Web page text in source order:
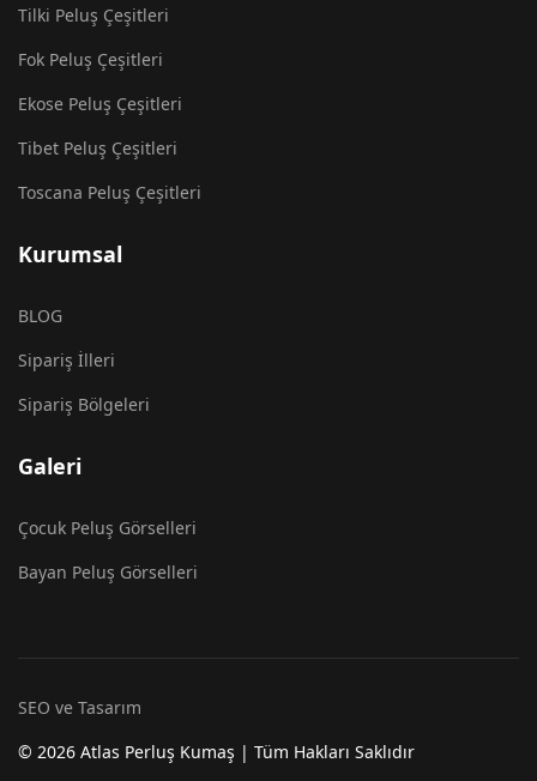
Tilki Peluş Çeşitleri
Fok Peluş Çeşitleri
Ekose Peluş Çeşitleri
Tibet Peluş Çeşitleri
Toscana Peluş Çeşitleri
Kurumsal
BLOG
Sipariş İlleri
Sipariş Bölgeleri
Galeri
Çocuk Peluş Görselleri
Bayan Peluş Görselleri
SEO ve Tasarım
© 2026 Atlas Perluş Kumaş | Tüm Hakları Saklıdır